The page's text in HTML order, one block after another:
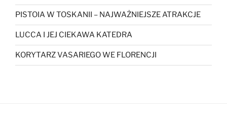
PISTOIA W TOSKANII – NAJWAŻNIEJSZE ATRAKCJE
LUCCA I JEJ CIEKAWA KATEDRA
KORYTARZ VASARIEGO WE FLORENCJI